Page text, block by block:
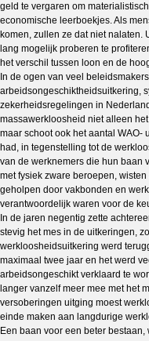
geld te vergaren om
economische leerboekjes. Als
komen, zullen ze dat niet
lang mogelijk proberen te
het verschil tussen loon en de
In de ogen van veel
arbeidsongeschiktheidsuitkering,
zekerheidsregelingen in
massawerkloosheid niet alleen
maar schoot ook het aantal WAO-
had, in tegenstelling tot de
van de werknemers die hun baan
met fysiek zware beroepen,
geholpen door vakbonden en
verantwoordelijk waren voor de
In de jaren negentig zette
stevig het mes in de uitkeringen,
werkloosheidsuitkering werd
maximaal twee jaar en het werd
arbeidsongeschikt verklaard te
langer vanzelf meer mee met het
versoberingen uitging moest
einde maken aan langdurige
Een baan voor een beter bestaan,